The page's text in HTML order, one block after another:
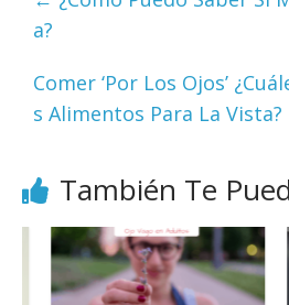
a?
Comer ‘Por Los Ojos’
s Alimentos Para La Vista?
También Te